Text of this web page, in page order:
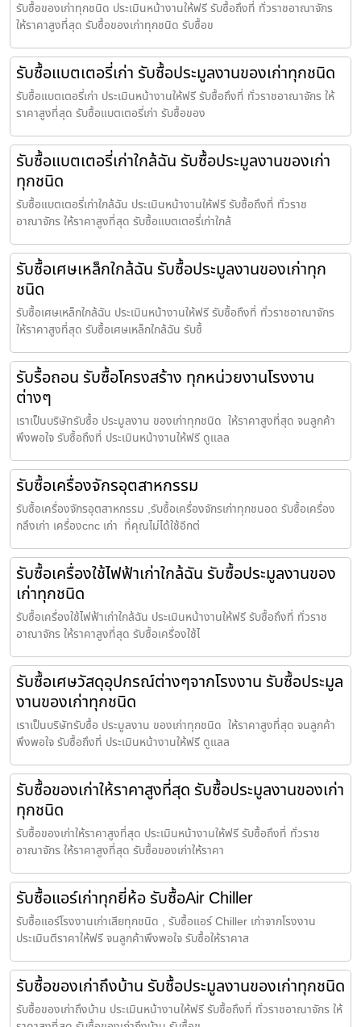
รับซื้อของเก่าทุกชนิด ประเมินหน้างานให้ฟรี รับซื้อถึงที่ ทั่วราชอาณาจักร
ให้ราคาสูงที่สุด รับซื้อของเก่าทุกชนิด รับซื้อข
รับซื้อแบตเตอรี่เก่า รับซื้อประมูลงานของเก่าทุกชนิด
รับซื้อแบตเตอรี่เก่า ประเมินหน้างานให้ฟรี รับซื้อถึงที่ ทั่วราชอาณาจักร ให้
ราคาสูงที่สุด รับซื้อแบตเตอรี่เก่า รับซื้อของ
รับซื้อแบตเตอรี่เก่าใกล้ฉัน รับซื้อประมูลงานของเก่า
ทุกชนิด
รับซื้อแบตเตอรี่เก่าใกล้ฉัน ประเมินหน้างานให้ฟรี รับซื้อถึงที่ ทั่วราช
อาณาจักร ให้ราคาสูงที่สุด รับซื้อแบตเตอรี่เก่าใกล้
รับซื้อเศษเหล็กใกล้ฉัน รับซื้อประมูลงานของเก่าทุก
ชนิด
รับซื้อเศษเหล็กใกล้ฉัน ประเมินหน้างานให้ฟรี รับซื้อถึงที่ ทั่วราชอาณาจักร
ให้ราคาสูงที่สุด รับซื้อเศษเหล็กใกล้ฉัน รับซื้
รับรื้อถอน รับซื้อโครงสร้าง ทุกหน่วยงานโรงงาน
ต่างๆ
เราเป็นบริษัทรับซื้อ ประมูลงาน ของเก่าทุกชนิด ให้ราคาสูงที่สุด จนลูกค้า
พึงพอใจ รับซื้อถึงที่ ประเมินหน้างานให้ฟรี ดูแลล
รับซื้อเครื่องจักรอุตสาหกรรม
รับซื้อเครื่องจักรอุตสาหกรรม ,รับซื้อเครื่องจักรเก่าทุกชนอด รับซื้อเครื่อง
กลึงเก่า เครื่องcnc เก่า ที่คุณไม่ได้ใช้อีกต่
รับซื้อเครื่องใช้ไฟฟ้าเก่าใกล้ฉัน รับซื้อประมูลงานของ
เก่าทุกชนิด
รับซื้อเครื่องใช้ไฟฟ้าเก่าใกล้ฉัน ประเมินหน้างานให้ฟรี รับซื้อถึงที่ ทั่วราช
อาณาจักร ให้ราคาสูงที่สุด รับซื้อเครื่องใช้ไ
รับซื้อเศษวัสดุอุปกรณ์ต่างๆจากโรงงาน รับซื้อประมูล
งานของเก่าทุกชนิด
เราเป็นบริษัทรับซื้อ ประมูลงาน ของเก่าทุกชนิด ให้ราคาสูงที่สุด จนลูกค้า
พึงพอใจ รับซื้อถึงที่ ประเมินหน้างานให้ฟรี ดูแลล
รับซื้อของเก่าให้ราคาสูงที่สุด รับซื้อประมูลงานของเก่า
ทุกชนิด
รับซื้อของเก่าให้ราคาสูงที่สุด ประเมินหน้างานให้ฟรี รับซื้อถึงที่ ทั่วราช
อาณาจักร ให้ราคาสูงที่สุด รับซื้อของเก่าให้ราคา
รับซื้อแอร์เก่าทุกยี่ห้อ รับซื้อAir Chiller
รับซื้อแอร์โรงงานเก่าเสียทุกชนิด , รับซื้อแอร์ Chiller เก่าจากโรงงาน
ประเมินตีราคาให้ฟรี จนลูกค้าพึงพอใจ รับซื้อให้ราคาส
รับซื้อของเก่าถึงบ้าน รับซื้อประมูลงานของเก่าทุกชนิด
รับซื้อของเก่าถึงบ้าน ประเมินหน้างานให้ฟรี รับซื้อถึงที่ ทั่วราชอาณาจักร ให้